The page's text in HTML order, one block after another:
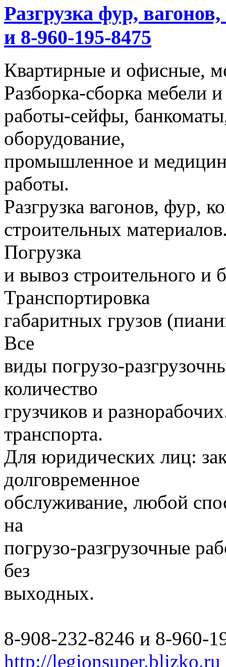
Разгрузка фур,
и 8-960-195-8475
Квартирные и офисные,
Разборка-сборка мебели
работы-сейфы,
оборудование,
промышленное и
работы.
Разгрузка вагонов, фур,
строительных
Погрузка
и вывоз строительного и
Транспортировка
габаритных грузов
Все
виды погрузо-
количество
грузчиков и
транспорта.
Для юридических лиц:
долговременное
обслуживание, любой
на
погрузо-разгрузочные
без
выходных.
8-908-232-8246 и 8-960-
http://legionsuper.blizko.ru